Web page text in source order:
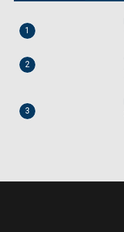
1
2
3